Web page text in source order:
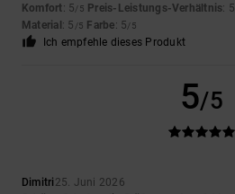
Komfort: 5/5 Preis-Leistungs-Verhältnis: 5
Material : 5 /5 Farbe: 5/5
Ich empfehle dieses Produkt
5/5
Dimitri 25. Juni 2026